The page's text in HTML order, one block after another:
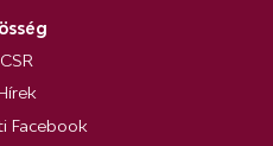
CSR
Facebook